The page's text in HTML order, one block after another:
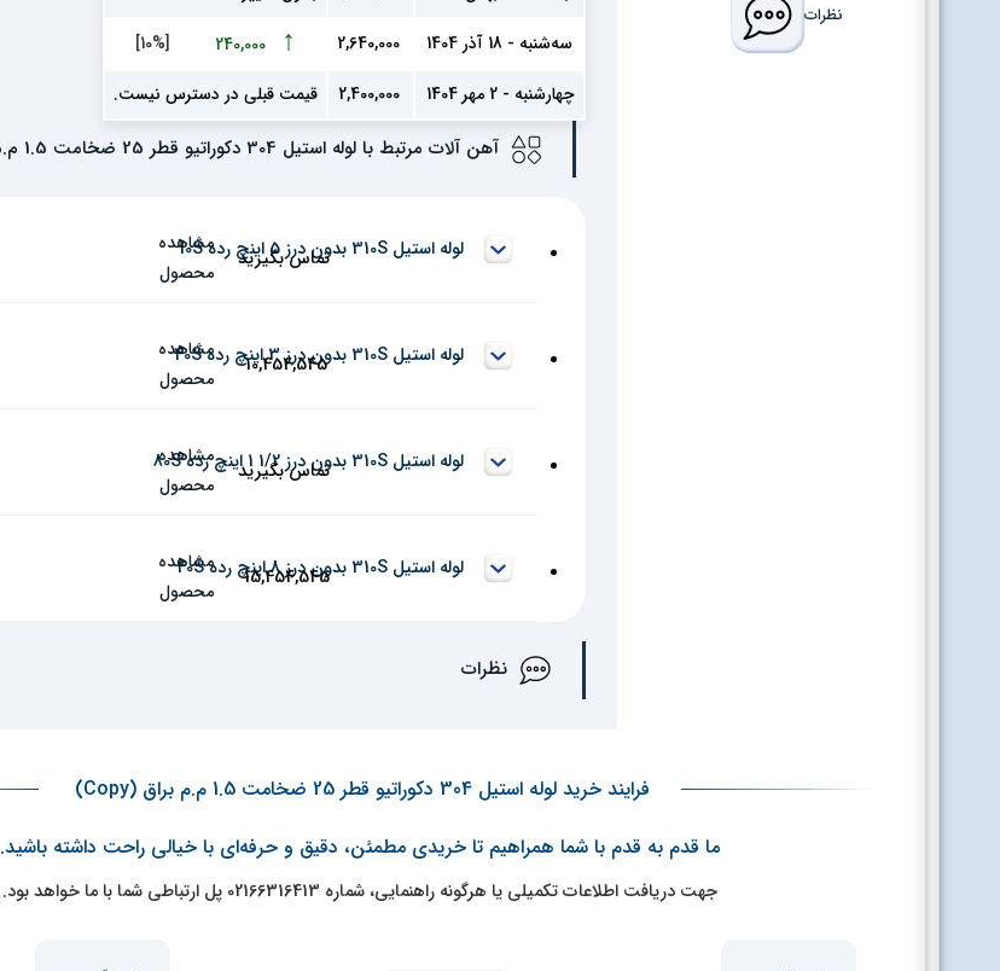
نظرات
سه‌شنبه - 18 آذر 1404
2,640,000
↑
240,000
[10%]
چهارشنبه - 2 مهر 1404
2,400,000 قیمت قبلی در دسترس نیست.
آهن آلات مرتبط با لوله استیل 304 دکوراتیو قطر 25 ضخامت 1.5 م.م براق (Copy)
تماس بگیرید
مشاهده
محصول
لوله استیل 310S بدون درز 5 اینچ رده 10S
10,454,545
مشاهده
محصول
لوله استیل 310S بدون درز 3 اینچ رده 40S
تماس بگیرید
مشاهده
محصول
لوله استیل 310S بدون درز 1/2 1 اینچ رده 80S
15,454,545
مشاهده
محصول
لوله استیل 310S بدون درز 8 اینچ رده 40S
نظرات
فرایند خرید لوله استیل 304 دکوراتیو قطر 25 ضخامت 1.5 م.م براق (Copy)
ما قدم به قدم با شما همراهیم تا خریدی مطمئن، دقیق و حرفه‌ای با خیالی راحت داشته باشید.
جهت دریافت اطلاعات تکمیلی یا هرگونه راهنمایی، شماره 02166316413 پل ارتباطی شما با ما خواهد بود.